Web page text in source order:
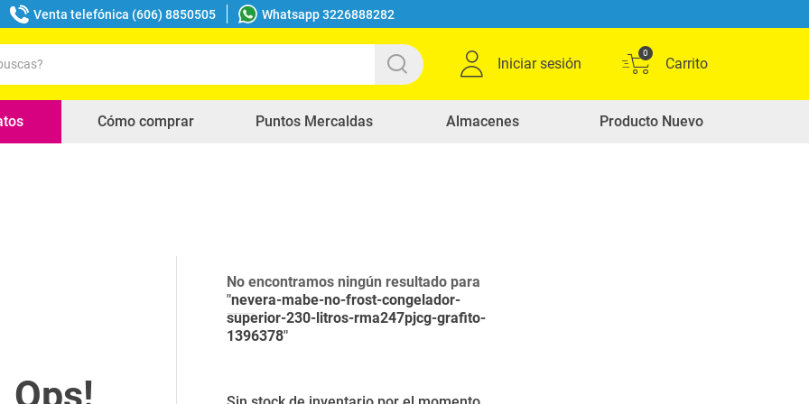
Venta telefónica (606) 8850505 Whatsapp 3226888282
Iniciar sesión
0
Cómo comprar Puntos Mercaldas Almacenes Producto Nuevo
No encontramos ningún resultado para
"nevera-mabe-no-frost-congelador-
superior-230-litros-rma247pjcg-grafito-
1396378"
buscados